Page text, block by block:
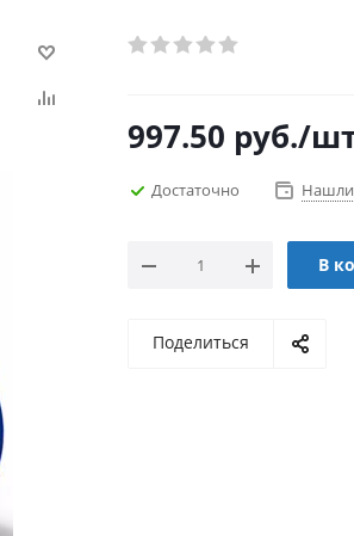
997.50 руб./
Достаточно Нашли
В
Поделиться